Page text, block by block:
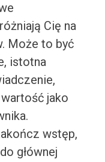
Cię na
Może to być
istotna
jako
wstęp,
głównej